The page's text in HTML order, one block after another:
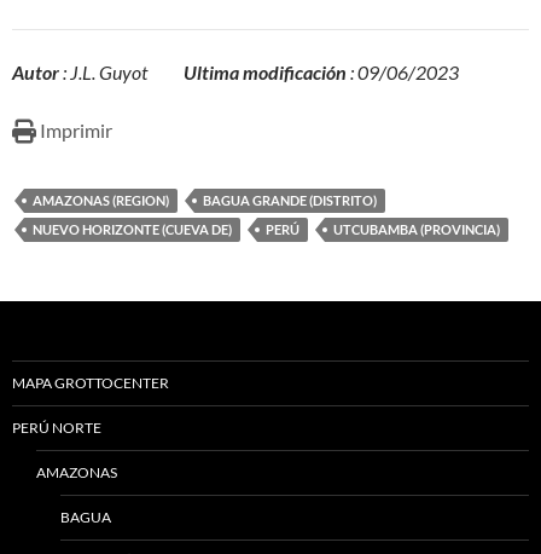
Autor: J.L. Guyot Ultima modificación : 09/06/2023
Imprimir
AMAZONAS (REGION)
BAGUA GRANDE (DISTRITO)
NUEVO HORIZONTE (CUEVA DE)
PERÚ UTCUBAMBA (PROVINCIA)
MAPA GROTTOCENTER
PERÚ NORTE
AMAZONAS
BAGUA